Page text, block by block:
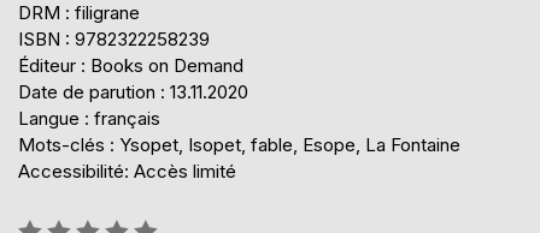
DRM : filigrane
ISBN : 9782322258239
Éditeur : Books on Demand
Date de parution : 13.11.2020
Langue : français
Mots-clés : Ysopet, Isopet, fable, Esope, La Fontaine
Accessibilité: Accès limité
Évaluation: